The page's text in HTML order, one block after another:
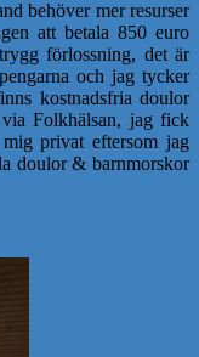
behöver mer resurser
att betala 850 euro
förlossning, det är
och jag tycker
kostnadsfria doulor
Folkhälsan, jag fick
privat eftersom jag
doulor & barnmorskor